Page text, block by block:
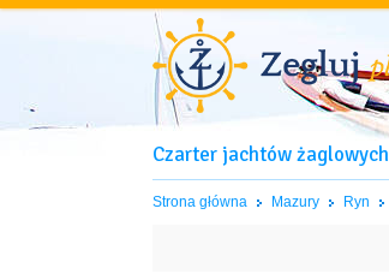
Czarter jachtów żaglowych
Strona główna Mazury Ryn